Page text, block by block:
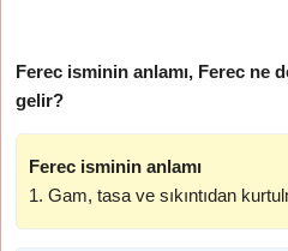
Ferec isminin anlamı, Ferec ne
gelir?
Ferec isminin anlamı
1. Gam, tasa ve sıkıntıdan